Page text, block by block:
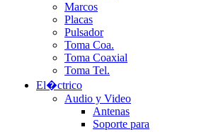
Marcos
Placas
Pulsador
Toma Coa.
Toma Coaxial
Toma Tel.
El�ctrico
Audio y Video
Antenas
Soporte para